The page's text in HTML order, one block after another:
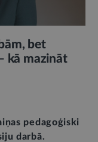
bet
kā mazināt
pedagoģiski
darbā.